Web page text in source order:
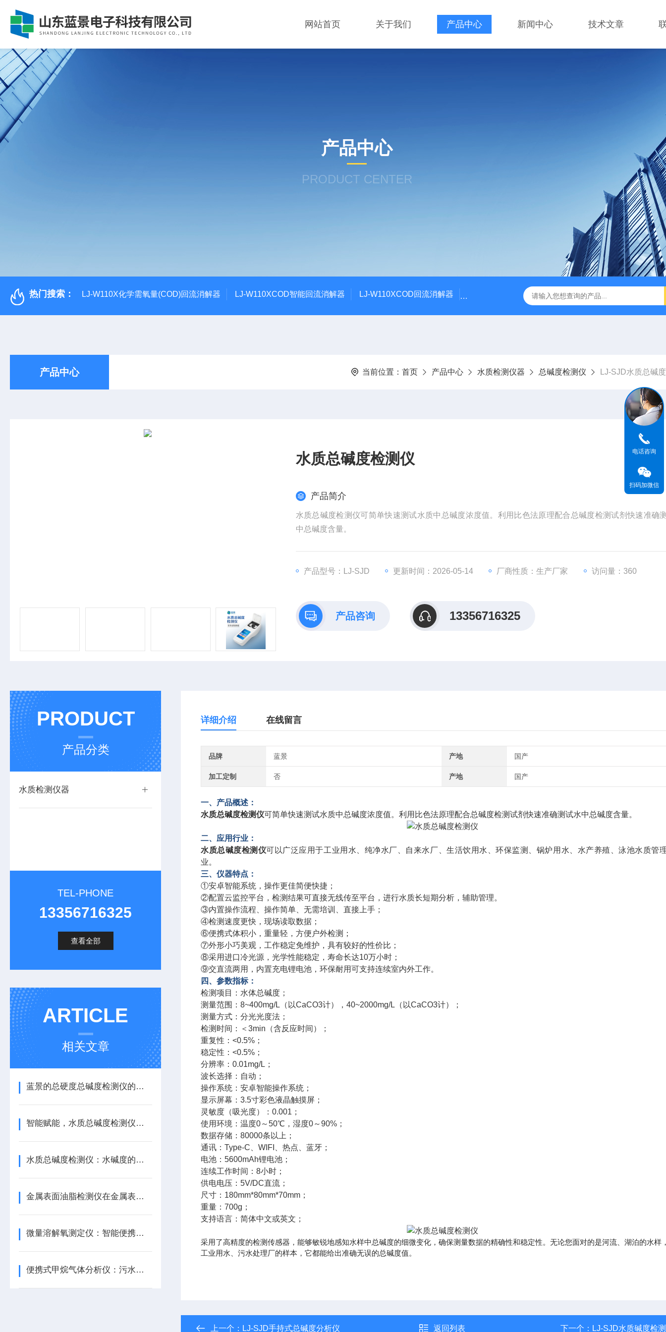
网站首页 关于我们 产品中心 新闻中心 技术文章
产品中心
PRODUCT CENTER
热门搜索： LJ-W110X化学需氧量(COD)回流消解器 LJ-W110XCOD智能回流消解器 LJ-W110XCOD回流消解器 LJ-W110X标准COD消解器 LJ-W110XCOD消解器
产品中心 当前位置： 首页 产品中心 水质检测仪器 总碱度检测仪 LJ-SJD水质总碱
水质总碱度检测仪
产品简介
水质总碱度检测仪可简单快速测试水质中总碱度浓度值。利用比色法原理配合总碱度检测试剂快速准确
中总碱度含量。
产品型号：LJ-SJD 更新时间：2026-05-14 厂商性质：生产厂家 访问量：360
产品咨询 13356716325
PRODUCT
产品分类
水质检测仪器
TEL-PHONE
13356716325
查看全部
ARTICLE
相关文章
蓝景的总硬度总碱度检测仪的产品信息
智能赋能，水质总碱度检测仪引-领检测新潮流
水质总碱度检测仪：水碱度的忠实监测者
金属表面油脂检测仪在金属表面处理行业的应用
微量溶解氧测定仪：智能便携，氧含量尽在掌握
便携式甲烷气体分析仪：污水处理厂的甲烷检测专家
详细介绍 在线留言
品牌 蓝景 产地 国产
加工定制 否 产地 国产
一、 产品概述：
水质总碱度检测仪可简单快速测试水质中总碱度浓度值。利用比色法原理配合总碱度检测试剂快速准确测试水中总碱度含量。
二、应用行业：
水质总碱度检测仪可以广泛应用于工业用水、纯净水厂、自来水厂、生活饮用水、环保监测、锅炉用水、水产养殖、泳池水质管
业。
三、仪器特点：
①安卓智能系统，操作更佳简便快捷；
②配置云监控平台，检测结果可直接无线传至平台，进行水质长短期分析，辅助管理。
③内置操作流程、操作简单、无需培训、直接上手；
④检测速度更快，现场读取数据；
⑥便携式体积小，重量轻，方便户外检测；
⑦外形小巧美观，工作稳定免维护，具有较好的性价比；
⑧采用进口冷光源，光学性能稳定，寿命长达10万小时；
⑨交直流两用，内置充电锂电池，环保耐用可支持连续室内外工作。
四、参数指标：
检测项目：水体总碱度；
测量范围：8~400mg/L（以CaCO3计），40~2000mg/L（以CaCO3计）；
测量方式：分光光度法；
检测时间：＜3min（含反应时间）；
重复性：<0.5%；
稳定性：<0.5%；
分辨率：0.01mg/L；
波长选择：自动；
操作系统：安卓智能操作系统；
显示屏幕：3.5寸彩色液晶触摸屏；
灵敏度（吸光度）：0.001；
使用环境：温度0～50℃，湿度0～90%；
数据存储：80000条以上；
通讯：Type-C、WIFI、热点、蓝牙；
电池：5600mAh锂电池；
连续工作时间：8小时；
供电电压：5V/DC直流；
尺寸：180mm*80mm*70mm；
重量：700g；
支持语言：简体中文或英文；
采用了高精度的检测传感器，能够敏锐地感知水样中总碱度的细微变化，确保测量数据的精确性和稳定性。无论您面对的是河流、湖泊的水样
工业用水、污水处理厂的样本，它都能给出准确无误的总碱度值。
上一个： LJ-SJD手持式总碱度分析仪 返回列表 下一个： LJ-SJD水质碱度检
电话咨询
扫码加微信